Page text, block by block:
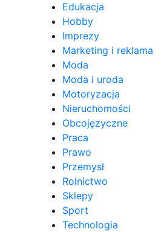
Edukacja
Hobby
Imprezy
Marketing i reklama
Moda
Moda i uroda
Motoryzacja
Nieruchomości
Obcojęzyczne
Praca
Prawo
Przemysł
Rolnictwo
Sklepy
Sport
Technologia